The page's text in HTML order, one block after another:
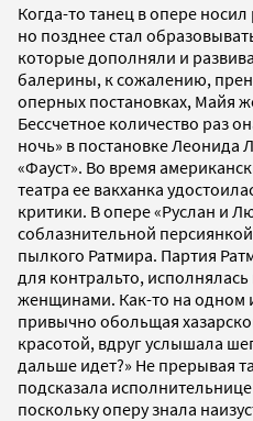
Когда-то танец в опере
но позднее стал
которые дополняли и
балерины, к сожалению,
оперных постановках, Майя
Бессчетное количество раз
ночь» в постановке Леонида
«Фауст». Во время
театра ее вакханка
критики. В опере «Руслан и
соблазнительной
пылкого Ратмира. Партия
для контральто,
женщинами. Как-то на одном
привычно обольщая
красотой, вдруг услышала
дальше идет?» Не прерывая
подсказала
поскольку оперу знала